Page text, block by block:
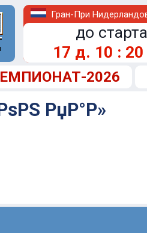
Гран-При
до
17 д. 10 : 20
2026
РџР°Р»